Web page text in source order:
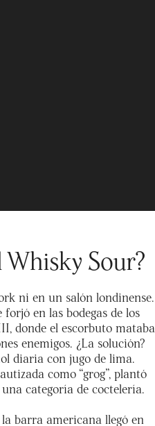
Sour?
ni en un salón londinense.
en las bodegas de los
donde el escorbuto mataba
enemigos. ¿La solución?
diaria con jugo de lima.
como “grog”, plantó
categoría de coctelería.
barra americana llegó en